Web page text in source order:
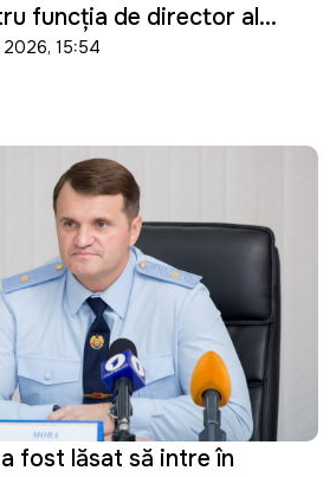
funcția de director al
2026, 15:54
fost lăsat să intre în